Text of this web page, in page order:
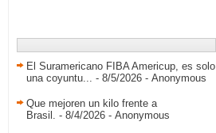
El Suramericano FIBA Americup, es solo
una coyuntu... - 8/5/2026 - Anonymous
Que mejoren un kilo frente a
Brasil. - 8/4/2026 - Anonymous